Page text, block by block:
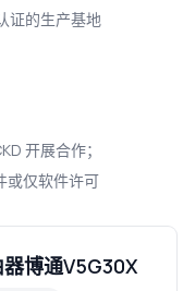
证的生产基地
开展合作；
或仅软件许可
博通V5G30X